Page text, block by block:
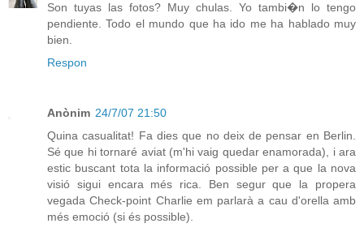
Son tuyas las fotos? Muy chulas. Yo tambi�n lo tengo
pendiente. Todo el mundo que ha ido me ha hablado muy
bien.
Respon
Anònim 24/7/07 21:50
Quina casualitat! Fa dies que no deix de pensar en Berlin.
Sé que hi tornaré aviat (m'hi vaig quedar enamorada), i ara
estic buscant tota la informació possible per a que la nova
visió sigui encara més rica. Ben segur que la propera
vegada Check-point Charlie em parlarà a cau d'orella amb
més emoció (si és possible).